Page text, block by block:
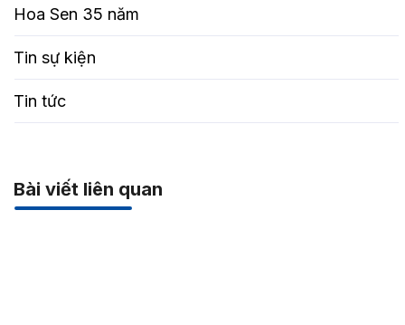
Hoa Sen 35 năm
Tin sự kiện
Tin tức
Bài viết liên quan